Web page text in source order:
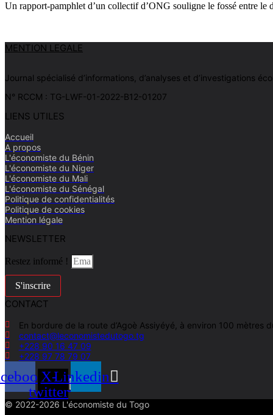
Un rapport-pamphlet d’un collectif d’ONG souligne le fossé entre le
MENTION LEGALE
Journal spécialisé d’informations, d’analyses et d’investigations
N° RCCM : TG-LWF-01-2022-B12-01207
LIENS UTILES
Accueil
A propos
L'économiste du Bénin
L'économiste du Niger
L'économiste du Mali
L'économiste du Sénégal
Politique de confidentialités
Politique de cookies
Mention légale
NEWSLETTER
Restez informé !
S'inscrire
CONTACT
En bordure de la route d’Agoè Assiyéyé, à environ 100 mètres
contact@leconomistedutogo.tg
+228 90 16 47 09
+228 97 78 79 07
X-
twitter
Linkedin
© 2022-2026 L'économiste du Togo